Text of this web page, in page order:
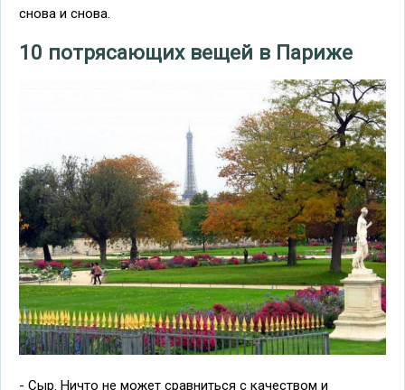
снова и снова.
10 потрясающих вещей в Париже
- Сыр. Ничто не может сравниться с качеством и